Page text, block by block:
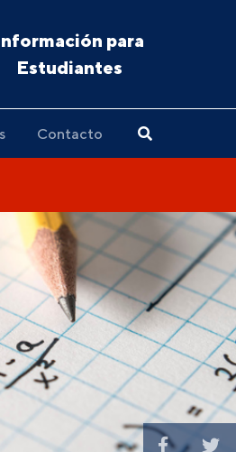
para
Estudiantes
Contacto